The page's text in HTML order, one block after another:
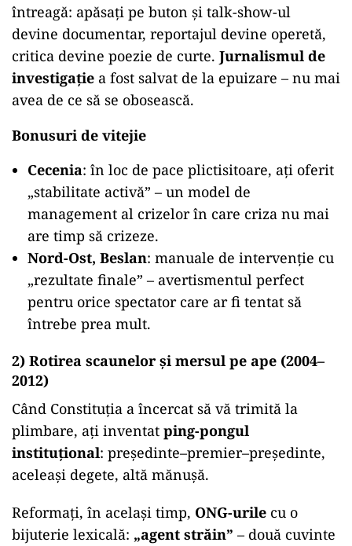
întreagă: apăsați pe buton și talk-show-ul
devine documentar, reportajul devine operetă,
critica devine poezie de curte. Jurnalismul de
investigație a fost salvat de la epuizare – nu mai
avea de ce să se obosească.
Bonusuri de vitejie
Cecenia: în loc de pace plictisitoare, ați oferit
„stabilitate activă” – un model de
management al crizelor în care criza nu mai
are timp să crizeze.
Nord-Ost, Beslan: manuale de intervenție cu
„rezultate finale” – avertismentul perfect
pentru orice spectator care ar fi tentat să
întrebe prea mult.
2) Rotirea scaunelor și mersul pe ape (2004–
2012)
Când Constituția a încercat să vă trimită la
plimbare, ați inventat ping-pongul
instituțional: președinte–premier–președinte,
aceleași degete, altă mănușă.
Reformați, în același timp, ONG-urile cu o
bijuterie lexicală: „agent străin” – două cuvinte